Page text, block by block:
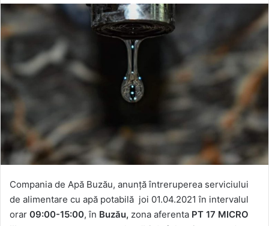
Compania de Apă Buzău, anunță întreruperea serviciului
de alimentare cu apă potabilă joi 01.04.2021 în intervalul
orar 09:00-15:00, în Buzău, zona aferenta PT 17 MICRO